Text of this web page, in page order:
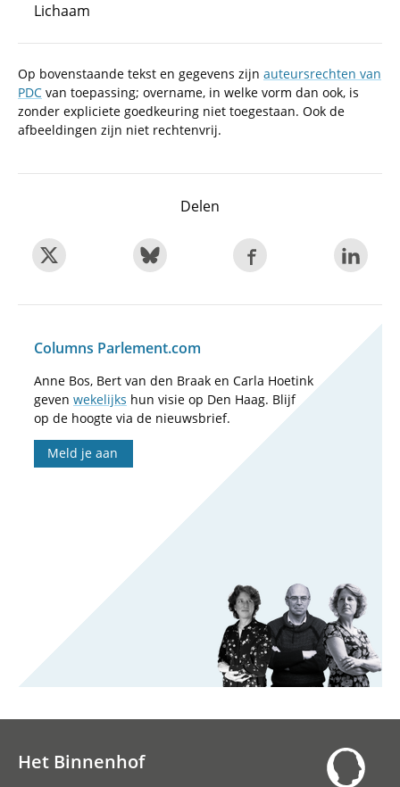
Lichaam
Op bovenstaande tekst en gegevens zijn auteursrechten van
PDC van toepassing; overname, in welke vorm dan ook, is
zonder expliciete goedkeuring niet toegestaan. Ook de
afbeeldingen zijn niet rechtenvrij.
Delen
Columns Parlement.com
Anne Bos, Bert van den Braak en Carla Hoetink
geven wekelijks hun visie op Den Haag. Blijf
op de hoogte via de nieuwsbrief.
Meld je aan
Het Binnenhof